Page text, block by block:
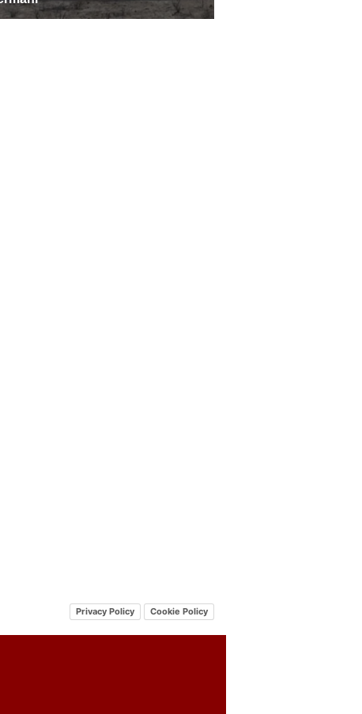
Privacy Policy Cookie Policy